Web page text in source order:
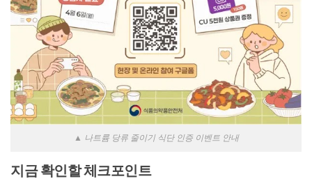
▲ 나트륨 당류 줄이기 식단 인증 이벤트 안내
지금 확인할 체크포인트